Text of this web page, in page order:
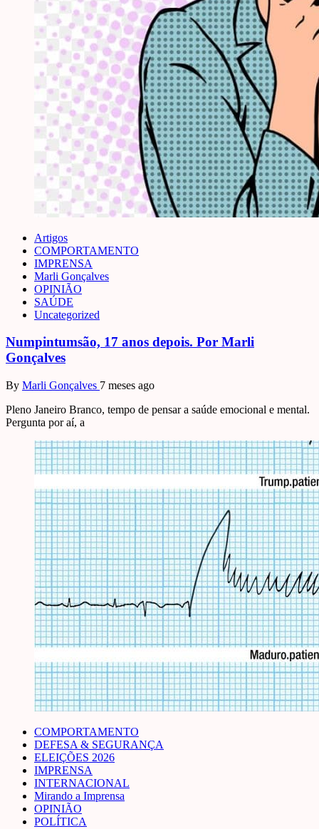
Artigos
COMPORTAMENTO
IMPRENSA
Marli Gonçalves
OPINIÃO
SAÚDE
Uncategorized
Numpintumsão, 17 anos depois. Por Marli
Gonçalves
By Marli Gonçalves 7 meses ago
Pleno Janeiro Branco, tempo de pensar a saúde emocional e mental.
Pergunta por aí, a
COMPORTAMENTO
DEFESA & SEGURANÇA
ELEIÇÕES 2026
IMPRENSA
INTERNACIONAL
Mirando a Imprensa
OPINIÃO
POLÍTICA